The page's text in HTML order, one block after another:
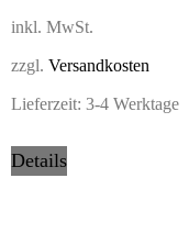
inkl. MwSt.
zzgl. Versandkosten
Lieferzeit: 3-4 Werktage
Details